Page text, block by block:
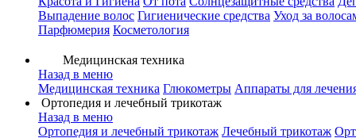
Выпадение волос Гигиенические средства Уход за
Парфюмерия Косметология
Медицинская техника
Назад в меню
Медицинская техника Глюкометры Аппараты для
Ортопедия и лечебный трикотаж
Назад в меню
Ортопедия и лечебный трикотаж Лечебный трикотаж